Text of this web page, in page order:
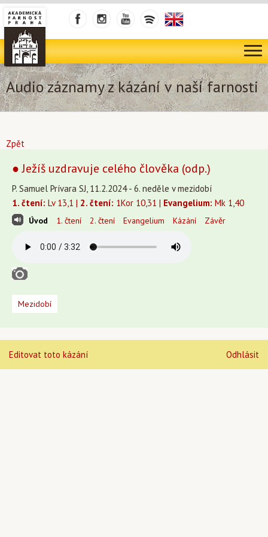
Audio záznamy z kázání v naší farnosti
Zpět
● Ježíš uzdravuje celého člověka (odp.)
P. Samuel Prívara SJ, 11.2.2024 - 6. neděle v mezidobí
1. čtení: Lv 13,1 | 2. čtení: 1Kor 10,31 | Evangelium: Mk 1,40
Úvod 1. čtení 2. čtení Evangelium Kázání Závěr
Mezidobí
Editovat toto kázání Odhlásit